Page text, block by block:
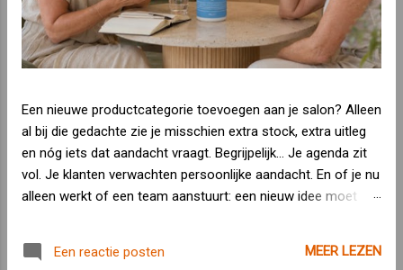
Een nieuwe productcategorie toevoegen aan je salon? Alleen
al bij die gedachte zie je misschien extra stock, extra uitleg
en nóg iets dat aandacht vraagt. Begrijpelijk... Je agenda zit
vol. Je klanten verwachten persoonlijke aandacht. En of je nu
alleen werkt of een team aanstuurt: een nieuw idee moet
zijn er onderwerpen die steeds vaker vanzelf tijdens een
behandeling ter sprake komen.Spierkracht. Krachttraining.
Een reactie posten MEER LEZEN